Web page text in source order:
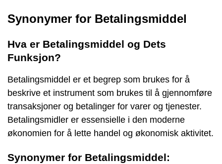
Synonymer for Betalingsmiddel
Hva er Betalingsmiddel og Dets
Funksjon?
Betalingsmiddel er et begrep som brukes for å
beskrive et instrument som brukes til å gjennomføre
transaksjoner og betalinger for varer og tjenester.
Betalingsmidler er essensielle i den moderne
økonomien for å lette handel og økonomisk aktivitet.
Synonymer for Betalingsmiddel: